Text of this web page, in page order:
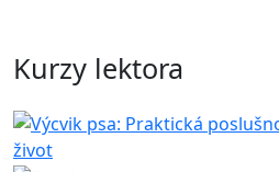
Kurzy lektora